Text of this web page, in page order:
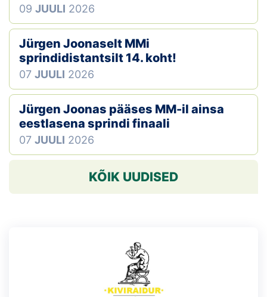
09 JUULI 2026
Jürgen Joonaselt MMi
sprindidistantsilt 14. koht!
07 JUULI 2026
Jürgen Joonas pääses MM-il ainsa
eestlasena sprindi finaali
07 JUULI 2026
KÕIK UUDISED